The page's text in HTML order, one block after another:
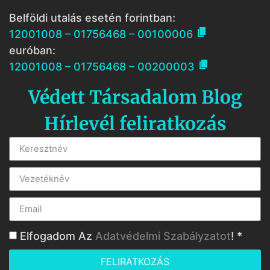
Belföldi utalás esetén forintban:
12001008 – 01756468 – 00100006 
euróban:
12001008 – 01756468 – 00200003 
Védett Társadalom Blog
Hírlevél feliratkozás
Elfogadom Az Adatvédelmi Szabályzatot! *
FELIRATKOZÁS